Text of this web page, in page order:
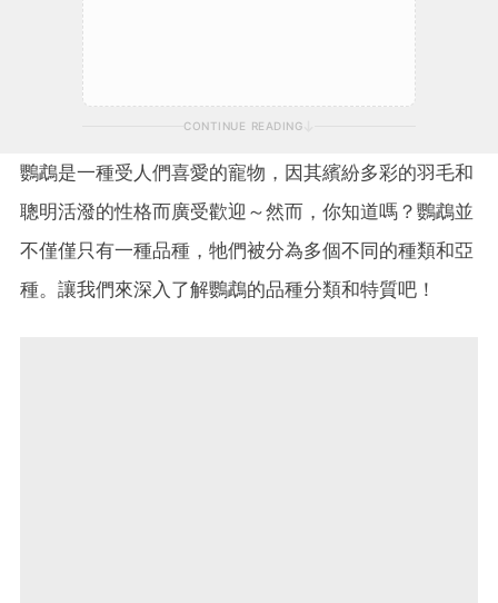
CONTINUE READING
鸚鵡是一種受人們喜愛的寵物，因其繽紛多彩的羽毛和
聰明活潑的性格而廣受歡迎～然而，你知道嗎？鸚鵡並
不僅僅只有一種品種，牠們被分為多個不同的種類和亞
種。讓我們來深入了解鸚鵡的品種分類和特質吧！